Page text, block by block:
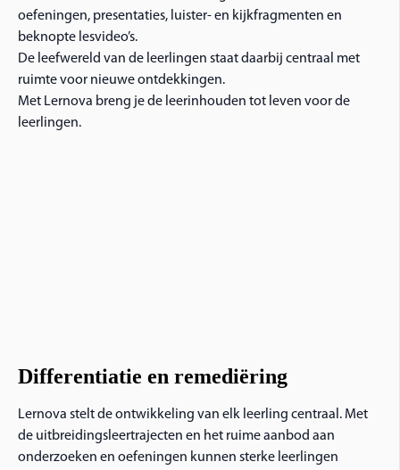
oefeningen, presentaties, luister- en kijkfragmenten en
beknopte lesvideo’s.
De leefwereld van de leerlingen staat daarbij centraal met
ruimte voor nieuwe ontdekkingen.
Met Lernova breng je de leerinhouden tot leven voor de
leerlingen.
Differentiatie en remediëring
Lernova stelt de ontwikkeling van elk leerling centraal. Met
de uitbreidingsleertrajecten en het ruime aanbod aan
onderzoeken en oefeningen kunnen sterke leerlingen